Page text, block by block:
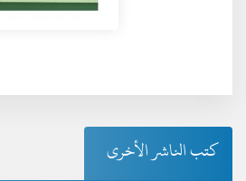
كتب الناشر الأخرى